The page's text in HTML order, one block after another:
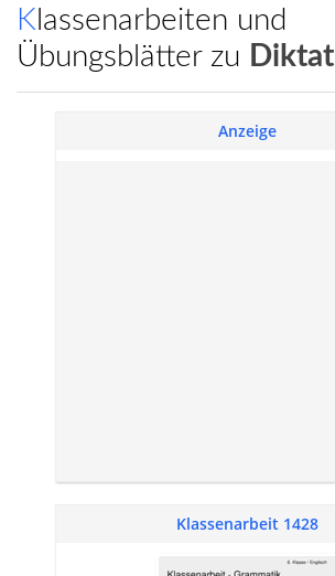
Klassenarbeiten und
Übungsblätter zu Diktat
Anzeige
Klassenarbeit 1428